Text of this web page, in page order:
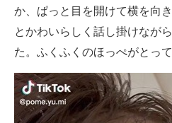
ITエンジニア向け専門サイト
企業向けIT製品の総合サイト
IT製品の技術・比較・事例
か、ぱっと目を開けて横を向
とかわいらしく話し掛けなが
た。ふくふくのほっぺがとっ